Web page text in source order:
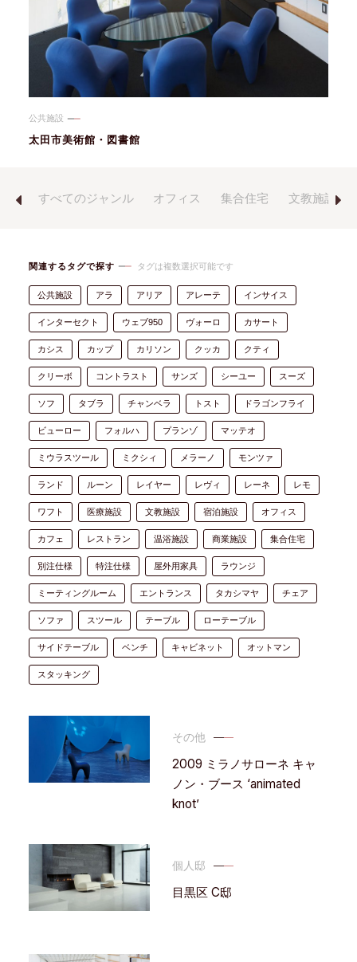
公共施設
太田市美術館・図書館
Previous
他 すべてのジャンル オフィス 集合住宅 文教施設Next
関連するタグで探す タグは複数選択可能です
公共施設 アラ アリア アレーテ インサイス
インターセクト ウェブ950 ヴォーロ カサート
カシス カップ カリソン クッカ クティ
クリーボ コントラスト サンズ シーユー スーズ
ソフ タブラ チャンベラ トスト ドラゴンフライ
ビューロー フォルハ プランゾ マッテオ
ミウラスツール ミクシィ メラーノ モンツァ
ランド ルーン レイヤー レヴィ レーネ レモ
ワフト 医療施設 文教施設 宿泊施設 オフィス
カフェ レストラン 温浴施設 商業施設 集合住宅
別注仕様 特注仕様 屋外用家具 ラウンジ
ミーティングルーム エントランス タカシマヤ チェア
ソファ スツール テーブル ローテーブル
サイドテーブル ベンチ キャビネット オットマン
スタッキング
その他
2009 ミラノサローネ キャ
ノン・ブース ‘animated
knot’
個人邸
目黒区 C邸